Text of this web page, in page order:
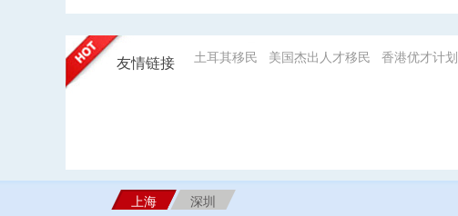
友情链接 土耳其移民 美国杰出人才移民 香港优才计划
上海
深圳